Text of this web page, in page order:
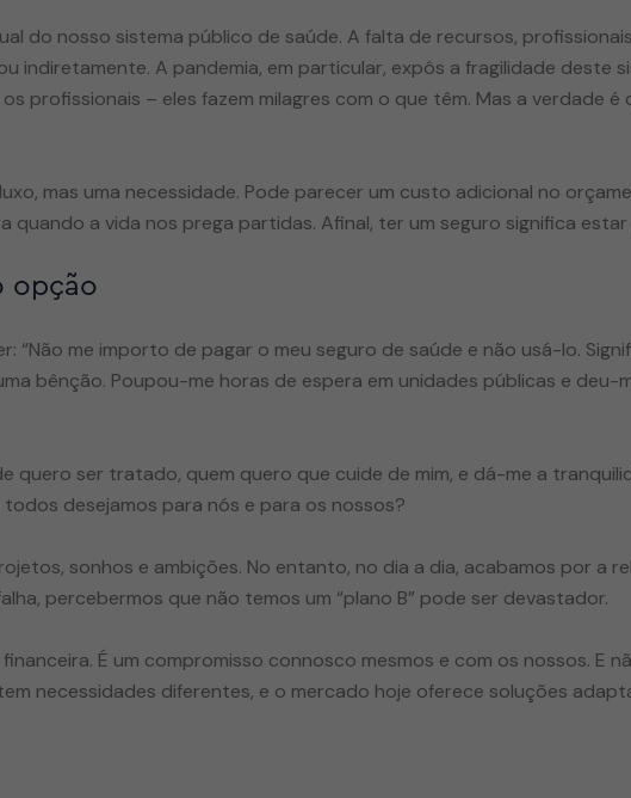
do nosso sistema público de saúde. A falta de recursos,
indiretamente. A pandemia, em particular, expôs a fragilidade deste
profissionais – eles fazem milagres com o que têm. Mas a verdade é
mas uma necessidade. Pode parecer um custo adicional no
quando a vida nos prega partidas. Afinal, ter um seguro significa
opção
“Não me importo de pagar o meu seguro de saúde e não usá-lo.
bênção. Poupou-me horas de espera em unidades públicas e deu-
quero ser tratado, quem quero que cuide de mim, e dá-me a
desejamos para nós e para os nossos?
sonhos e ambições. No entanto, no dia a dia, acabamos por a
percebermos que não temos um “plano B” pode ser devastador.
É um compromisso connosco mesmos e com os nossos. E
necessidades diferentes, e o mercado hoje oferece soluções